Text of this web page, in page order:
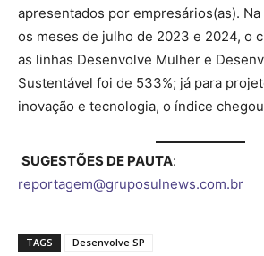
apresentados por empresários(as).
os meses de julho de 2023 e 2024, o
as linhas Desenvolve Mulher e
Sustentável foi de 533%; já para
inovação e tecnologia, o índice
SUGESTÕES DE PAUTA:
reportagem@gruposulnews.com.br
TAGS Desenvolve SP